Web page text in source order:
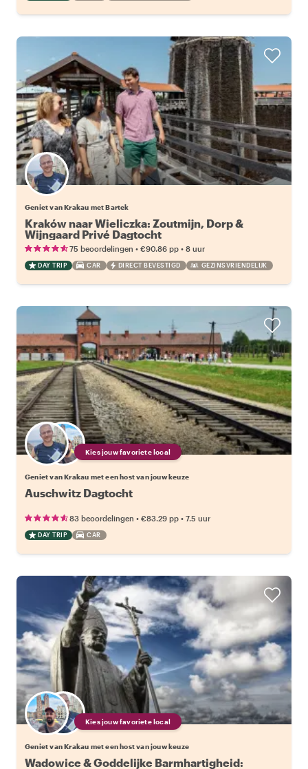
Geniet van Krakau met Bartek
Kraków naar Wieliczka: Zoutmijn, Dorp &
Wijngaard Privé Dagtocht
75 beoordelingen • €90.86 pp • 8 uur
DAY TRIP CAR DIRECT BEVESTIGD GEZINSVRIENDELIJK
Kies jouw favoriete local
Geniet van Krakau met een host van jouw keuze
Auschwitz Dagtocht
83 beoordelingen • €83.29 pp • 7.5 uur
DAY TRIP CAR
Kies jouw favoriete local
Geniet van Krakau met een host van jouw keuze
Wadowice & Goddelijke Barmhartigheid: